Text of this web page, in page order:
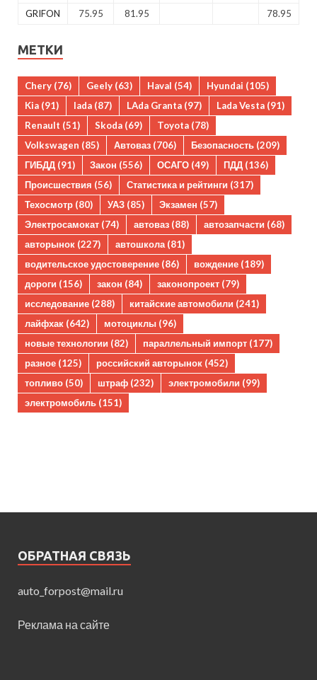
GRIFON
75.95 81.95 78.95
МЕТКИ
Chery (76) Geely (63) Haval (54) Hyundai (105)
Kia (91) lada (87) LAda Granta (97) Lada Vesta (91)
Renault (51) Skoda (69) Toyota (78)
Volkswagen (85) Автоваз (706) Безопасность (209)
ГИБДД (91) Закон (556) ОСАГО (49) ПДД (136)
Происшествия (56) Статистика и рейтинги (317)
Техосмотр (80) УАЗ (85) Экзамен (57)
Электросамокат (74) автоваз (88) автозапчасти (68)
авторынок (227) автошкола (81)
водительское удостоверение (86) вождение (189)
дороги (156) закон (84) законопроект (79)
исследование (288) китайские автомобили (241)
лайфхак (642) мотоциклы (96)
новые технологии (82) параллельный импорт (177)
разное (125) российский авторынок (452)
топливо (50) штраф (232) электромобили (99)
электромобиль (151)
ОБРАТНАЯ СВЯЗЬ
auto_forpost@mail.ru
Реклама на сайте